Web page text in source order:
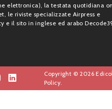
elettronica), la testata quotidiana
le riviste specializzate Airpress e
e il sito in inglese ed arabo
Copyright © 2026
Policy.